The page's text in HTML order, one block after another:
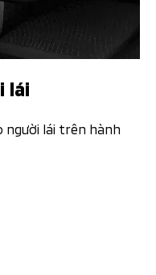
lái
lái trên hành